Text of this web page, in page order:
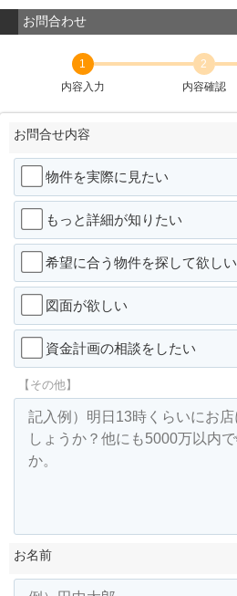
お問合わせ
1
内容入力
2
内容確認
お問合せ内容
物件を実際に見たい
もっと詳細が知りたい
希望に合う物件を探して欲しい
図面が欲しい
資金計画の相談をしたい
【その他】
お名前